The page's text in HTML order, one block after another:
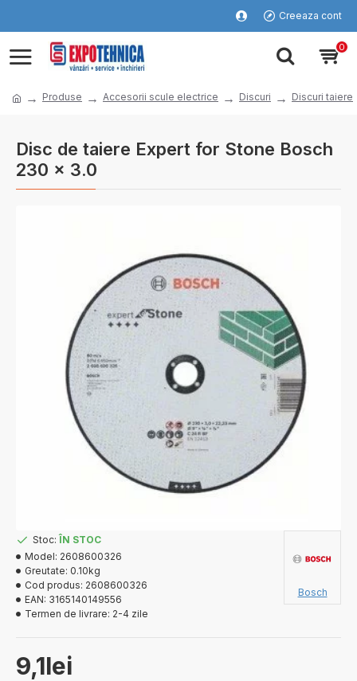
Creeaza cont
0
Produse Accesorii scule electrice Discuri Discuri taiere
Disc de taiere Expert for Stone Bosch
230 x 3.0
9,1lei
Stoc: ÎN STOC
Model: 2608600326
Greutate: 0.10kg
Cod produs: 2608600326
EAN: 3165140149556
Termen de livrare: 2-4 zile
Bosch